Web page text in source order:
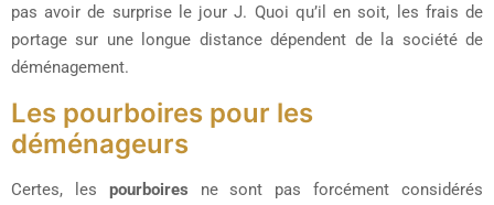
pas avoir de surprise le jour J. Quoi qu’il en soit, les frais de
portage sur une longue distance dépendent de la société de
déménagement.
Les pourboires pour les
déménageurs
Certes, les pourboires ne sont pas forcément considérés